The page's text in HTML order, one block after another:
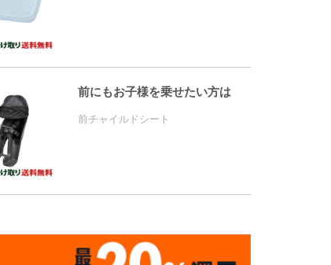
前にもお子様を乗せたい方は
前チャイルドシート